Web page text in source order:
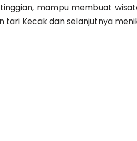
mampu membuat
tari Kecak dan selanjutnya